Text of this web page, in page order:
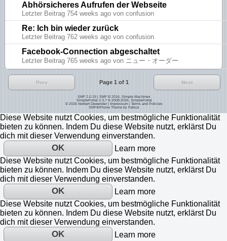
Abhörsicheres Aufrufen der Webseite
Letzter Beitrag 754 weeks ago von confusion
Re: Ich bin wieder zurück
Letzter Beitrag 762 weeks ago von confusion
Facebook-Connection abgeschaltet
Letzter Beitrag 765 weeks ago von ニュー・オーダー
Prev Page 1 of 1 Next
SMF 2.0.19 | SMF © 2016 Simple Machines
SimplePortal 2.3.7 © 2008-2026, SimplePortal
© 2026 Norbert Dewender| Impressum | Terms and Policies
SMF4iPhone Theme by Fabius
Diese Website nutzt Cookies, um bestmögliche Funktionalität
bieten zu können. Indem Du diese Website nutzt, erklärst Du
dich mit dieser Verwendung einverstanden.
OK
Learn more
Diese Website nutzt Cookies, um bestmögliche Funktionalität
bieten zu können. Indem Du diese Website nutzt, erklärst Du
dich mit dieser Verwendung einverstanden.
OK
Learn more
Diese Website nutzt Cookies, um bestmögliche Funktionalität
bieten zu können. Indem Du diese Website nutzt, erklärst Du
dich mit dieser Verwendung einverstanden.
OK Learn more